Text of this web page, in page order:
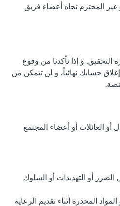
المحترم تجاه أعضاء فريق
و إذا تأكدنا من وقوع
إغلاق حسابك نهائياً، و لن تتمكن من
أو العائلات أو أعضاء المجتمع
أو التهديدات أو السلوك
المخدرة أثناء تقديم الرعاية